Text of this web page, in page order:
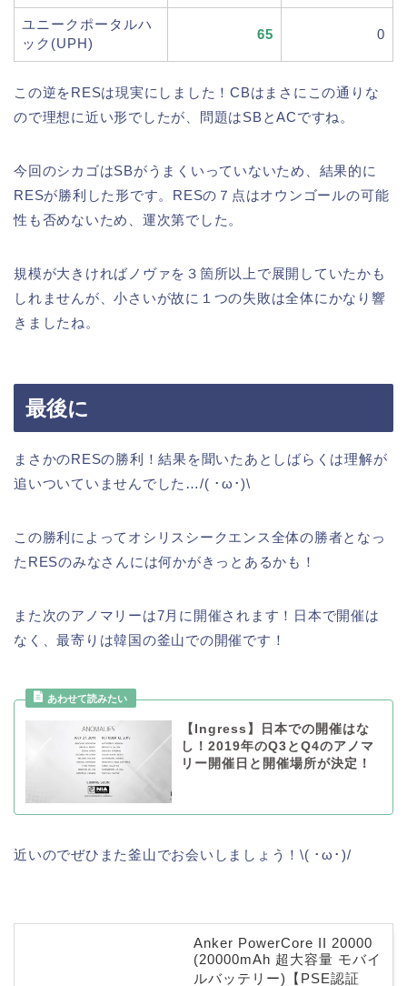
ユニークポータルハ
ック(UPH)
65 0
この逆をRESは現実にしました！CBはまさにこの通りな
ので理想に近い形でしたが、問題はSBとACですね。
今回のシカゴはSBがうまくいっていないため、結果的に
RESが勝利した形です。RESの７点はオウンゴールの可能
性も否めないため、運次第でした。
規模が大きければノヴァを３箇所以上で展開していたかも
しれませんが、小さいが故に１つの失敗は全体にかなり響
きましたね。
最後に
まさかのRESの勝利！結果を聞いたあとしばらくは理解が
追いついていませんでした…/( ･ω･)\
この勝利によってオシリスシークエンス全体の勝者となっ
たRESのみなさんには何かがきっとあるかも！
また次のアノマリーは7月に開催されます！日本で開催は
なく、最寄りは韓国の釜山での開催です！
【Ingress】日本での開催はな
し！2019年のQ3とQ4のアノマ
リー開催日と開催場所が決定！
近いのでぜひまた釜山でお会いしましょう！\( ･ω･)/
Anker PowerCore II 20000
(20000mAh 超大容量 モバイ
ルバッテリー)【PSE認証